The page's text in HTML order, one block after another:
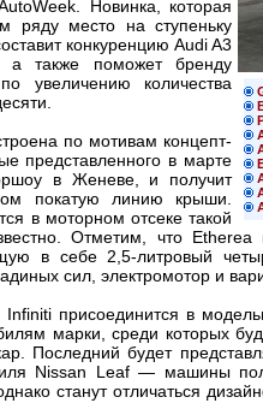
Новинка, которая
ряду место на ступеньку
конкуренцию Audi A3
также поможет бренду
увеличению количества
по мотивам концепт-
представленного в марте
в Женеве, и получит
покатую линию крыши.
в моторном отсеке такой
Отметим, что Etherea
в себе 2,5-литровый
сил, электромотор и
присоединится в
марки, среди которых
Последний будет
Nissan Leaf — машины
станут отличаться